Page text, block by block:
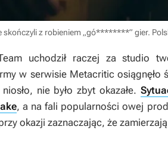
skończyli z robieniem „gó********” gier.
uchodził raczej za studio
w serwisie Metacritic
nie było zbyt okazałe.
, a na fali popularności owej
okazji zaznaczając, że